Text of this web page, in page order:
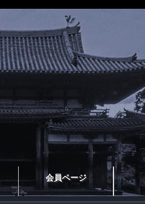
会員ページ